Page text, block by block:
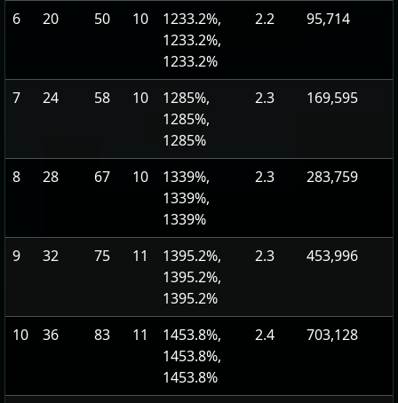
6 20 50 10
1233.2%,
1233.2%,
1233.2%
2.2 95,714
7 24 58 10
1285%,
1285%,
1285%
2.3 169,595
8 28 67 10
1339%,
1339%,
1339%
2.3 283,759
9 32 75 11
1395.2%,
1395.2%,
1395.2%
2.3 453,996
10 36 83 11
1453.8%,
1453.8%,
1453.8%
2.4 703,128